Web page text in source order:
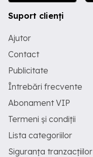
Suport clienți
Ajutor
Contact
Publicitate
Întrebări frecvente
Abonament VIP
Termeni și condiții
Lista categoriilor
Siguranța tranzacțiilor